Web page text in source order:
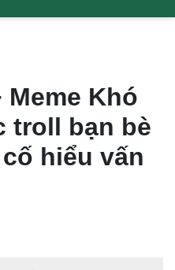
Meme Khó
troll bạn bè
hiểu vấn